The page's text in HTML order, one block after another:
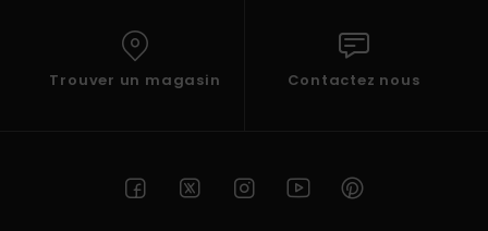
Trouver un magasin Contactez nous